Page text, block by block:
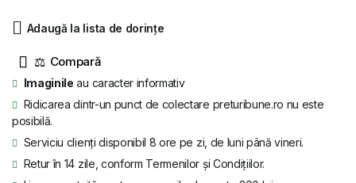
Adaugă la lista de dorințe
⚖
Imaginile au caracter informativ
Ridicarea dintr-un punct de colectare preturibune.ro nu este
posibilă.
Serviciu clienți disponibil 8 ore pe zi, de luni până vineri.
Retur în 14 zile, conform Termenilor și Condițiilor.